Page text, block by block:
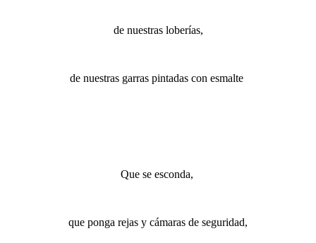
de nuestras loberías,
de nuestras garras pintadas con esmalte
Que se esconda,
que ponga rejas y cámaras de seguridad,